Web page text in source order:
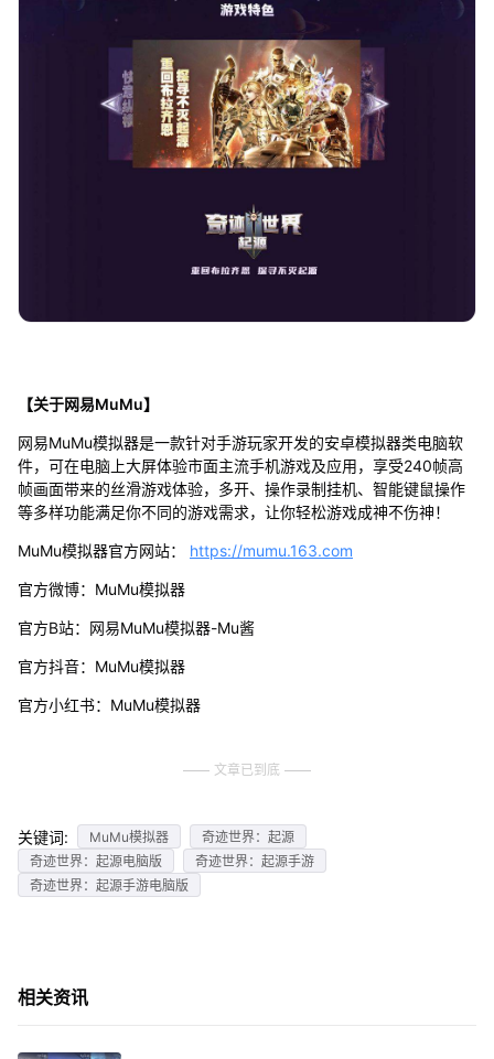
【关于网易MuMu】
网易MuMu模拟器是一款针对手游玩家开发的安卓模拟器类电脑软
件，可在电脑上大屏体验市面主流手机游戏及应用，享受240帧高
帧画面带来的丝滑游戏体验，多开、操作录制挂机、智能键鼠操作
等多样功能满足你不同的游戏需求，让你轻松游戏成神不伤神！
MuMu模拟器官方网站： https://mumu.163.com
官方微博：MuMu模拟器
官方B站：网易MuMu模拟器-Mu酱
官方抖音：MuMu模拟器
官方小红书：MuMu模拟器
文章已到底
关键词: MuMu模拟器
奇迹世界：起源
奇迹世界：起源电脑版
奇迹世界：起源手游
奇迹世界：起源手游电脑版
相关资讯